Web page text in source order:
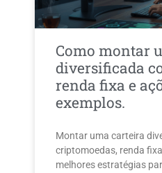
Como montar
diversificada
renda fixa e
exemplos.
Montar uma carteira
criptomoedas, renda
melhores estratégias